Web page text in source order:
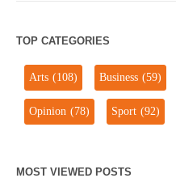
TOP CATEGORIES
Arts(108) Business(59)
Opinion(78) Sport(92)
MOST VIEWED POSTS